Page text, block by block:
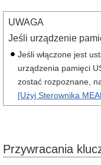
UWAGA
Jeśli urządzenie
Jeśli włączone jest
urządzenia pamięci
zostać rozpoznane,
[Użyj Sterownika
Przywracania